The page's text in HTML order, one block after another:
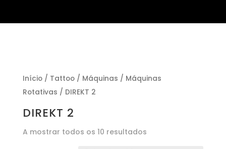
Início/ Tattoo/ Máquinas / Máquinas
Rotativas / DIREKT 2
DIREKT 2
A mostrar todos os 10 resultados